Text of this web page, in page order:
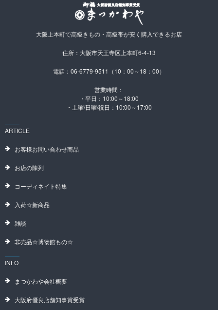
大阪上本町で高級きもの・高級帯が安く購入できるお店
住所：大阪市天王寺区上本町6-4-13
電話：06-6779-9511（10：00～18：00）
営業時間：
・平日：10:00～18:00
・土曜/日曜/祝日：10:00～17:00
ARTICLE
お客様お問い合わせ商品
お店の陳列
コーディネイト特集
入荷☆新商品
雑談
非売品☆博物館もの☆
INFO
まつかわや会社概要
大阪府優良店舗知事賞受賞